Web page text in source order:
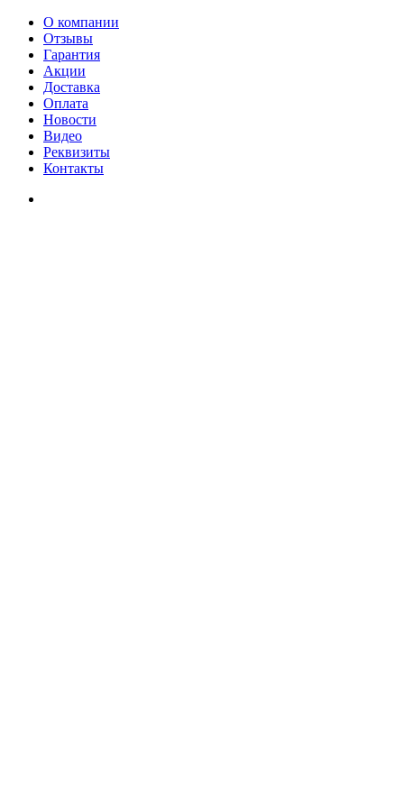
О компании
Отзывы
Гарантия
Акции
Доставка
Оплата
Новости
Видео
Реквизиты
Контакты